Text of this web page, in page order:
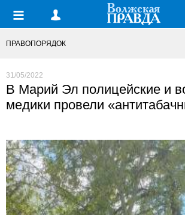
ПРАВОПОРЯДОК
31/05/2022
В Марий Эл полицейские и
медики провели